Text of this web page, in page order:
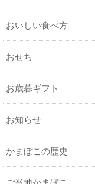
おいしい食べ方
おせち
お歳暮ギフト
お知らせ
かまぼこの歴史